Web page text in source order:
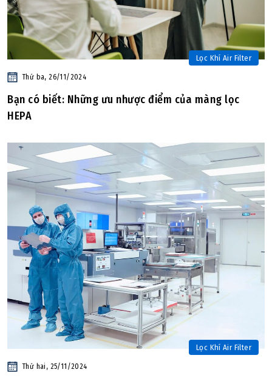
Lọc Khí Air Filter
Thứ ba, 26/11/2024
Bạn có biết: Những ưu nhược điểm của màng lọc
HEPA
Lọc Khí Air Filter
Thứ hai, 25/11/2024